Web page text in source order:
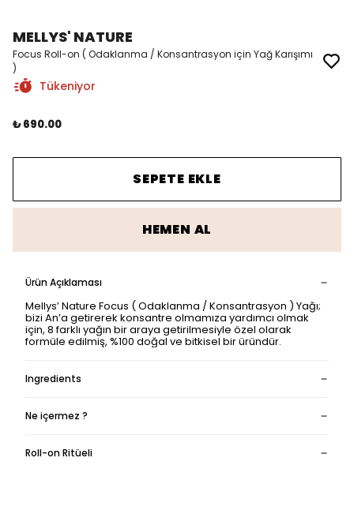
MELLYS' NATURE
Focus Roll-on ( Odaklanma / Konsantrasyon için Yağ Karışımı
)
Tükeniyor
₺ 690.00
SEPETE EKLE
HEMEN AL
Ürün Açıklaması
Mellys’ Nature Focus ( Odaklanma / Konsantrasyon ) Yağı;
bizi An’a getirerek konsantre olmamıza yardımcı olmak
için, 8 farklı yağın bir araya getirilmesiyle özel olarak
formüle edilmiş, %100 doğal ve bitkisel bir üründür.
Ingredients
Ne içermez ?
Roll-on Ritüeli